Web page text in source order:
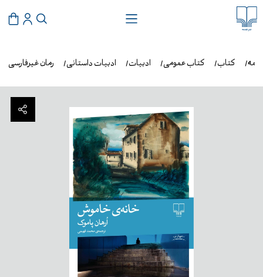
رمان غیرفارسی ادبیات داستانی ادبیات کتاب عمومی کتاب